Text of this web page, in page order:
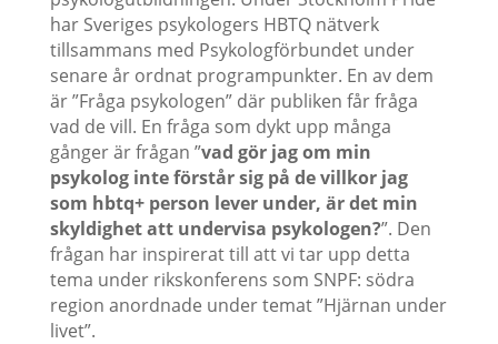
har Sveriges psykologers HBTQ nätverk
tillsammans med Psykologförbundet under
senare år ordnat programpunkter. En av dem
är ”Fråga psykologen” där publiken får fråga
vad de vill. En fråga som dykt upp många
gånger är frågan ”vad gör jag om min
psykolog inte förstår sig på de villkor jag
som hbtq+ person lever under, är det min
skyldighet att undervisa psykologen?”. Den
frågan har inspirerat till att vi tar upp detta
tema under rikskonferens som SNPF: södra
region anordnade under temat ”Hjärnan under
livet”.